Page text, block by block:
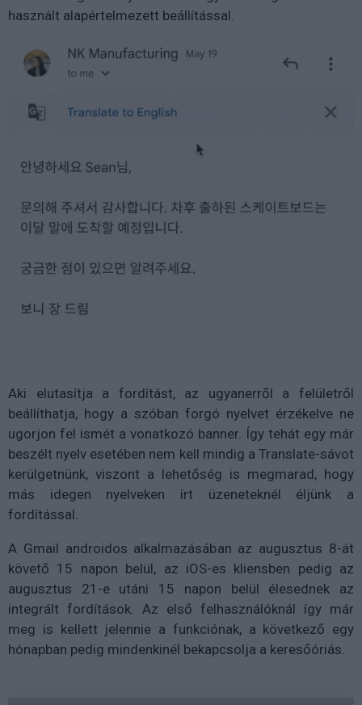
használt alapértelmezett beállítással.
Aki elutasítja a fordítást, az ugyanerről a felületről
beállíthatja, hogy a szóban forgó nyelvet érzékelve ne
ugorjon fel ismét a vonatkozó banner. Így tehát egy már
beszélt nyelv esetében nem kell mindig a Translate-sávot
kerülgetnünk, viszont a lehetőség is megmarad, hogy
más idegen nyelveken írt üzeneteknél éljünk a
fordítással.
A Gmail androidos alkalmazásában az augusztus 8-át
követő 15 napon belül, az iOS-es kliensben pedig az
augusztus 21-e utáni 15 napon belül élesednek az
integrált fordítások. Az első felhasználóknál így már
meg is kellett jelennie a funkciónak, a következő egy
hónapban pedig mindenkinél bekapcsolja a keresőóriás.